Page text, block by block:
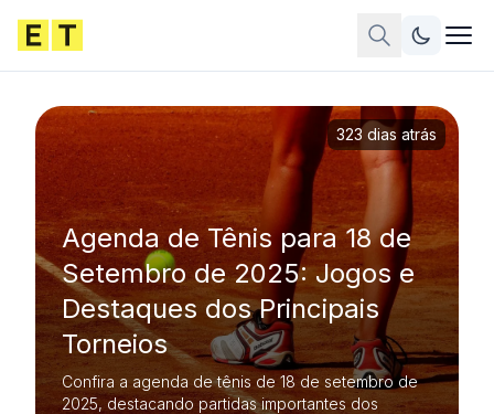
Agenda de Tênis para 18 de
Setembro de 2025: Jogos e
Destaques dos Principais
Torneios
Confira a agenda de tênis de 18 de setembro de
2025, destacando partidas importantes dos
323 dias atrás